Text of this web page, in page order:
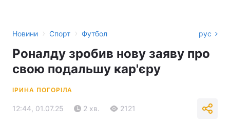
Новини › Спорт › Футбол рус
Роналду зробив нову заяву про
свою подальшу кар'єру
ІРИНА ПОГОРІЛА
12:44, 01.07.25 2 хв. 2121